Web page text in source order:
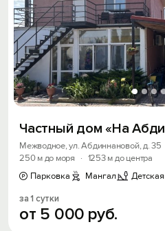
Частный дом «На
Межводное, ул. Абдиннановой, д. 35
250 м до моря
· 1253 м до центра
Парковка
Мангал
за 1 сутки
от 5 000 руб.